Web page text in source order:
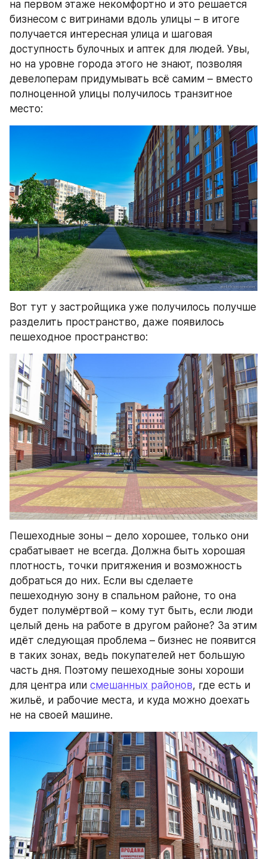
на первом этаже некомфортно и это решается
бизнесом с витринами вдоль улицы – в итоге
получается интересная улица и шаговая
доступность булочных и аптек для людей. Увы,
но на уровне города этого не знают, позволяя
девелоперам придумывать всё самим – вместо
полноценной улицы получилось транзитное
место:
Вот тут у застройщика уже получилось получше
разделить пространство, даже появилось
пешеходное пространство:
Пешеходные зоны – дело хорошее, только они
срабатывает не всегда. Должна быть хорошая
плотность, точки притяжения и возможность
добраться до них. Если вы сделаете
пешеходную зону в спальном районе, то она
будет полумёртвой – кому тут быть, если люди
целый день на работе в другом районе? За этим
идёт следующая проблема – бизнес не появится
в таких зонах, ведь покупателей нет большую
часть дня. Поэтому пешеходные зоны хороши
для центра или смешанных районов, где есть и
жильё, и рабочие места, и куда можно доехать
не на своей машине.